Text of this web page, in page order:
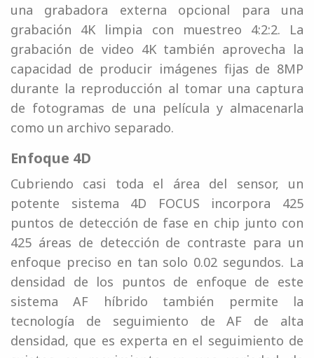
una grabadora externa opcional para una
grabación 4K limpia con muestreo 4:2:2. La
grabación de video 4K también aprovecha la
capacidad de producir imágenes fijas de 8MP
durante la reproducción al tomar una captura
de fotogramas de una película y almacenarla
como un archivo separado.
Enfoque 4D
Cubriendo casi toda el área del sensor, un
potente sistema 4D FOCUS incorpora 425
puntos de detección de fase en chip junto con
425 áreas de detección de contraste para un
enfoque preciso en tan solo 0.02 segundos. La
densidad de los puntos de enfoque de este
sistema AF híbrido también permite la
tecnología de seguimiento de AF de alta
densidad, que es experta en el seguimiento de